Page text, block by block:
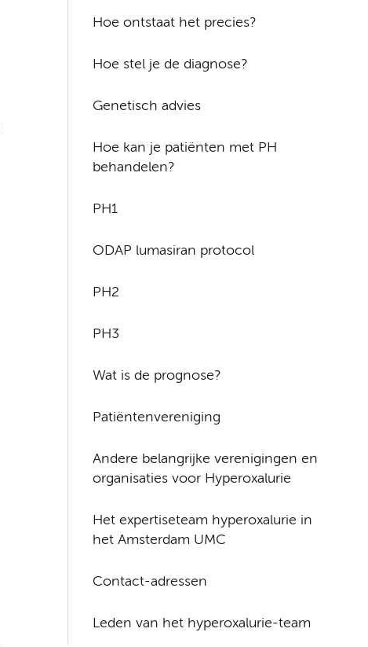
Hoe ontstaat het precies?
Hoe stel je de diagnose?
Genetisch advies
Hoe kan je patiënten met PH
behandelen?
PH1
ODAP lumasiran protocol
PH2
PH3
Wat is de prognose?
Patiëntenvereniging
Andere belangrijke verenigingen en
organisaties voor Hyperoxalurie
Het expertiseteam hyperoxalurie in
het Amsterdam UMC
Contact-adressen
Leden van het hyperoxalurie-team